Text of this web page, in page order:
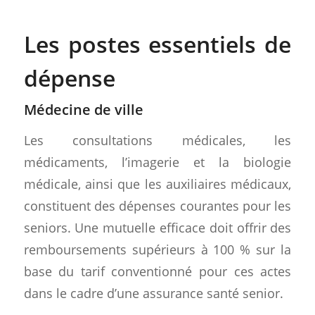
Les postes essentiels de
dépense
Médecine de ville
Les consultations médicales, les
médicaments, l’imagerie et la biologie
médicale, ainsi que les auxiliaires médicaux,
constituent des dépenses courantes pour les
seniors. Une mutuelle efficace doit offrir des
remboursements supérieurs à 100 % sur la
base du tarif conventionné pour ces actes
dans le cadre d’une assurance santé senior.